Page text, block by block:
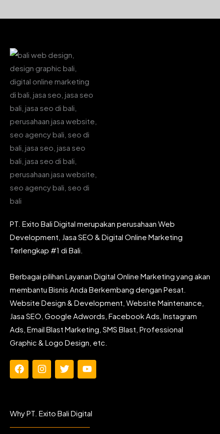
PT. Exito Bali Digital merupakan perusahaan Web
Development, Jasa SEO & Digital Online Marketing
Terlengkap #1 di Bali.
Berbagai pilihan Layanan Digital Online Marketing yang akan
membantu Bisnis Anda Berkembang dengan Pesat.
Website Design & Development, Website Maintenance,
Jasa SEO, Google Adwords, Facebook Ads, Instagram
Ads, Email Blast Marketing, SMS Blast, Professional
Graphic & Logo Design, etc.
F
b
I
a
T
t
Y
u
Why PT. Exito Bali Digital